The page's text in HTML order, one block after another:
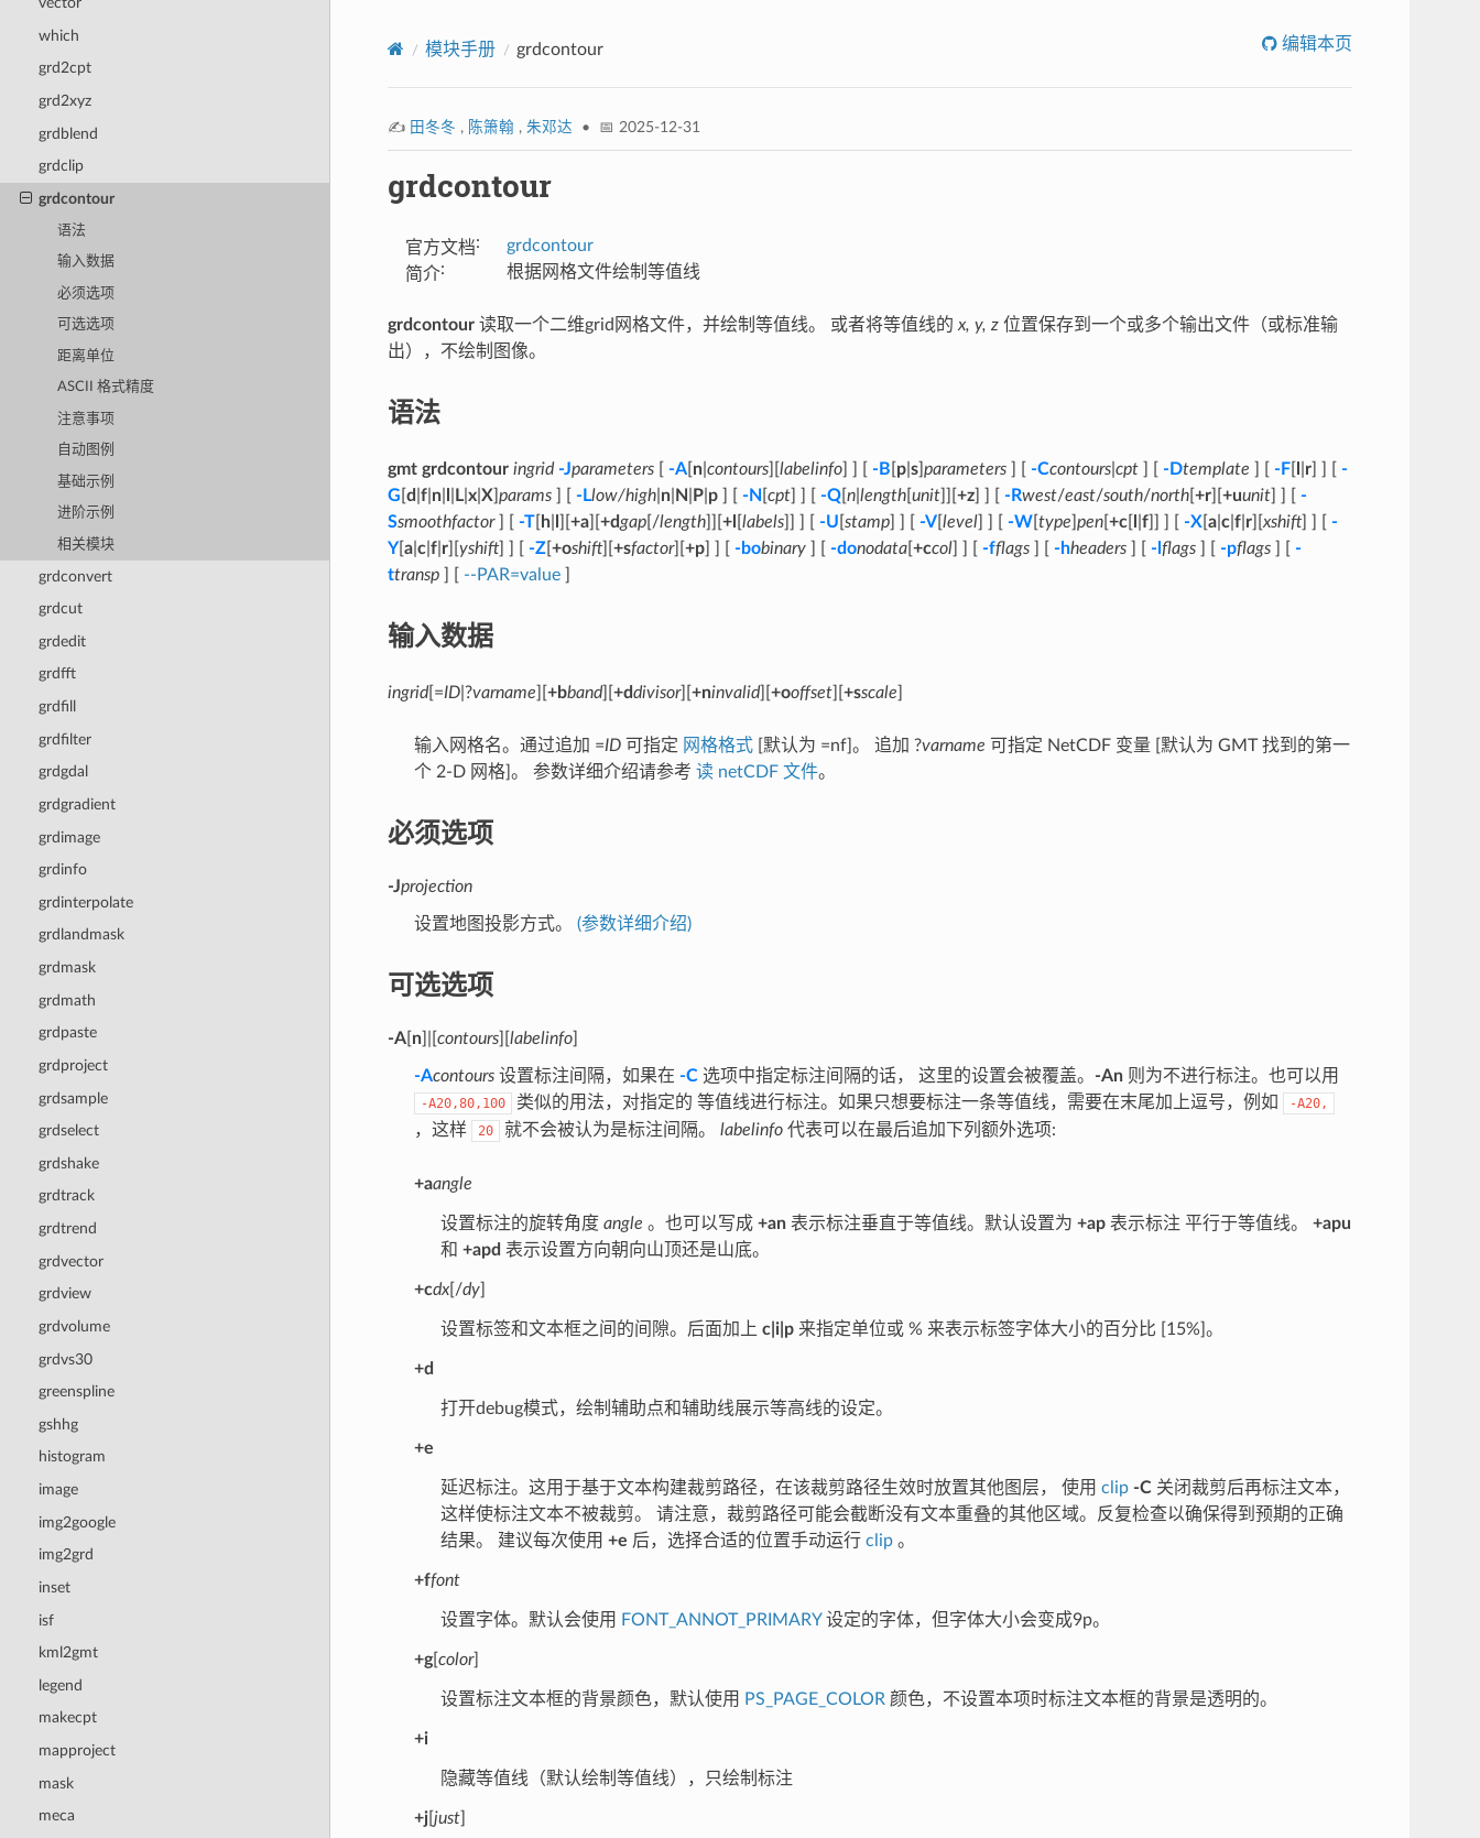
which
grd2cpt
grd2xyz
grdblend
grdclip
grdcontour
语法
输入数据
必须选项
可选选项
距离单位
ASCII 格式精度
注意事项
自动图例
基础示例
进阶示例
相关模块
grdconvert
grdcut
grdedit
grdfft
grdfill
grdfilter
grdgdal
grdgradient
grdimage
grdinfo
grdinterpolate
grdlandmask
grdmask
grdmath
grdpaste
grdproject
grdsample
grdselect
grdshake
grdtrack
grdtrend
grdvector
grdview
grdvolume
grdvs30
greenspline
gshhg
histogram
image
img2google
img2grd
inset
isf
kml2gmt
legend
makecpt
mapproject
mask
meca
模块手册 grdcontour 编辑本页
✍️ 田冬冬 , 陈箫翰 , 朱邓达 • 📅 2025-12-31
grdcontour
官方文档:
grdcontour
简介: 根据网格文件绘制等值线
grdcontour读取一个二维grid网格文件，并绘制等值线。 或者将等值线的x, y, z位置保存到一个或多个输出文件（或标准输
出），不绘制图像。
语法
gmt grdcontour ingrid -Jparameters[ -A[ n| contours][ labelinfo] ] [ -B p| s] parameters] [ -Ccontours| cpt] [ -Dtemplate -F[ r] ] [ -
G d f| n| L| x| X] params] [ -Llow/high| n| N P| p] [ -N cpt] ] [ -Q[ n| length[ unit]][ +z] ] [ -Rwest/east/south/north[ +r][ +uunit] ] [ -
Ssmoothfactor] [ -T[ h| +a][ +dgap[/length]][ +l labels]] ] [ -U stamp] ] [ -V[ level] ] [ -W[ type pen[ +c[ f]] ] [ -X[ a| c| f| r][xshift] ] [ -
Y[ a| c| f| r][ yshift] ] [ -Z[ +oshift][ +sfactor][ +p] ] [ -bobinary] [ -donodata[ +ccol] ] [ -fflags] [ -hheaders] [ -l flags] [ -pflags] [ -
ttransp] [ --PAR=value]
输入数据
ingrid[=ID|?varname +bband][ +ddivisor][ +ninvalid][ +ooffset][ +sscale
输入网格名。通过追加 =ID可指定 网格格式[默认为 =nf]。 追加 ?varname 可指定 NetCDF 变量 [默认为 GMT 找到的第一
个 2-D 网格]。 参数详细介绍请参考 读 netCDF 文件。
必须选项
-Jprojection
设置地图投影方式。 (参数详细介绍)
可选选项
-A[ n]|[ contours][ labelinfo]
-Acontours设置标注间隔，如果在 -C选项中指定标注间隔的话， 这里的设置会被覆盖。 -An则为不进行标注。也可以用
-A20,80,100 类似的用法，对指定的 等值线进行标注。如果只想要标注一条等值线，需要在末尾加上逗号，例如 -A20,
，这样 20 就不会被认为是标注间隔。 labelinfo代表可以在最后追加下列额外选项:
+aangle
设置标注的旋转角度 angle 。也可以写成 +an表示标注垂直于等值线。默认设置为 +ap表示标注 平行于等值线。 +apu
和 +apd 表示设置方向朝向山顶还是山底。
+cdx[/dy]
设置标签和文本框之间的间隙。后面加上 c|i|p来指定单位或 % 来表示标签字体大小的百分比 [15%]。
+d
打开debug模式，绘制辅助点和辅助线展示等高线的设定。
+e
延迟标注。这用于基于文本构建裁剪路径，在该裁剪路径生效时放置其他图层， 使用 clip -C关闭裁剪后再标注文本，
这样使标注文本不被裁剪。 请注意，裁剪路径可能会截断没有文本重叠的其他区域。反复检查以确保得到预期的正确
结果。 建议每次使用 +e 后，选择合适的位置手动运行 clip。
+ffont
设置字体。默认会使用 FONT_ANNOT_PRIMARY设定的字体，但字体大小会变成9p。
+g[ color]
设置标注文本框的背景颜色，默认使用 PS_PAGE_COLOR颜色，不设置本项时标注文本框的背景是透明的。
+i
隐藏等值线（默认绘制等值线），只绘制标注
+j[ just]